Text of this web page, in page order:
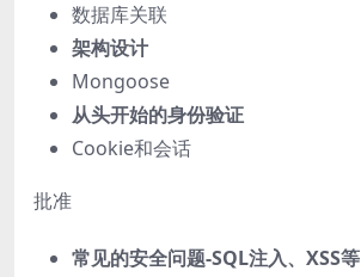
数据库关联
架构设计
Mongoose
从头开始的身份验证
Cookie和会话
批准
常见的安全问题-SQL注入、XSS等